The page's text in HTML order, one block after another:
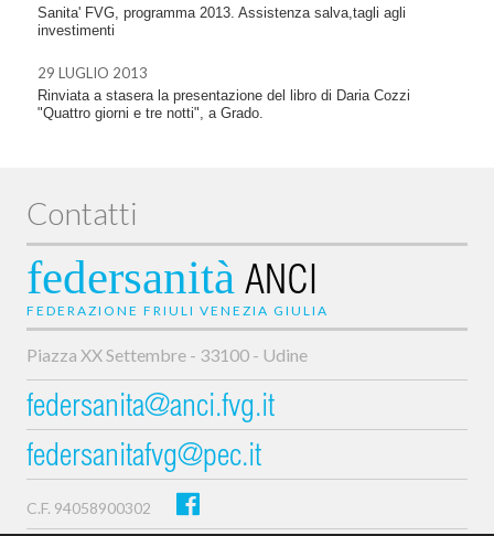
Sanita' FVG, programma 2013. Assistenza salva,tagli agli
investimenti
29 LUGLIO 2013
Rinviata a stasera la presentazione del libro di Daria Cozzi
"Quattro giorni e tre notti", a Grado.
Contatti
federsanità ANCI
FEDERAZIONE FRIULI VENEZIA GIULIA
Piazza XX Settembre - 33100 - Udine
federsanita@anci.fvg.it
federsanitafvg@pec.it
C.F. 94058900302